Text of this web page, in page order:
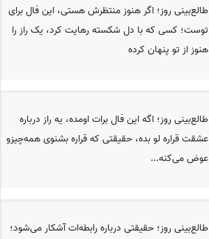
طالع‌بینی روز؛ اگر هنوز منتظرش هستی، این فال برای
توست؛ کسی که با دل شکسته رهایت کرد، یک راز را
هنوز از تو پنهان کرده
طالع‌بینی روز؛ اگه این فال برات اومده، یه راز درباره
عشقت قراره لو بده، حقیقتی که قراره بشنوی همه‌چیزو
عوض می‌کنه...
طالع‌بینی روز؛ حقیقتی درباره رابطه‌ات آشکار می‌شود؛